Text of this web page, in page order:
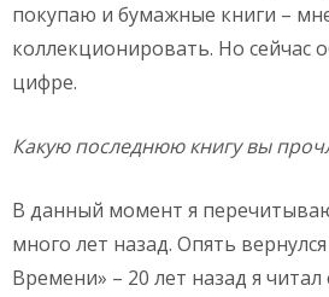
покупаю и бумажные книги –
коллекционировать. Но сейчас
цифре.
Какую последнюю книгу вы
В данный момент я
много лет назад. Опять
Времени» – 20 лет назад я